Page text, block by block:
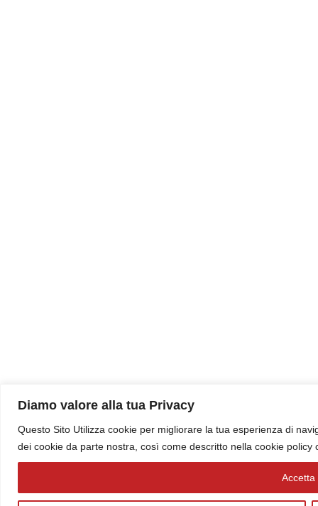
Diamo valore alla tua Privacy
Questo Sito Utilizza cookie per migliorare la tua esperienza di
dei cookie da parte nostra, così come descritto nella cookie policy
Accetta